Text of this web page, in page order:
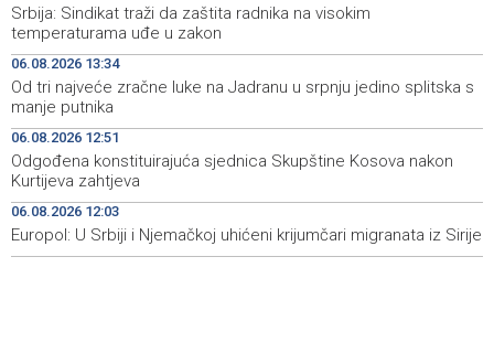
19:45
Novi Travnik receives first direct EU funding for UNESCO
heritage project
19:33
Crishock: OHR maintains an open dialogue with all
political stakeholders in BiH
19:32
Velika nagrada Britanije ostaje u MotoGP kalendaru do
2028. godine
19:29
Španska krajnja ljevica i desnica ujedinjene protiv
Maroka kao suorganizatora SP 2030.
Srbija: Sindikat traži da zaštita radnika na visokim
temperaturama uđe u zakon
06.08.2026 13:34
Od tri najveće zračne luke na Jadranu u srpnju jedino splitska s
manje putnika
06.08.2026 12:51
Odgođena konstituirajuća sjednica Skupštine Kosova nakon
Kurtijeva zahtjeva
06.08.2026 12:03
Europol: U Srbiji i Njemačkoj uhićeni krijumčari migranata iz Sirije